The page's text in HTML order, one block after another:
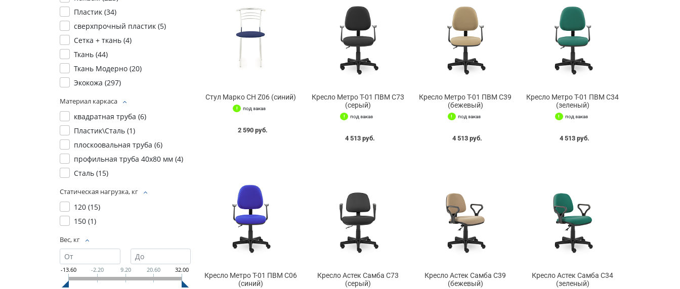
Пластик (34)
сверхпрочный пластик (5)
Сетка + ткань (4)
Ткань (44)
Ткань Модерно (20)
Экокожа (297)
Материал каркаса
квадратная труба (6)
Пластик\Сталь (1)
плоскоовальная труба (6)
профильная труба 40х80 мм (4)
Сталь (15)
Статическая нагрузка, кг
120 (15)
150 (1)
Вес, кг
-13.60 -2.20 9.20 20.60 32.00
Стул Марко СН Z06 (синий)
под заказ
2 590 руб.
Кресло Метро Т-01 ПВМ С73
(серый)
под заказ
4 513 руб.
Кресло Метро Т-01 ПВМ С39
(бежевый)
под заказ
4 513 руб.
Кресло Метро Т-01 ПВМ С34
(зеленый)
под заказ
4 513 руб.
Кресло Метро Т-01 ПВМ С06
(синий)
Кресло Астек Самба С73
(серый)
Кресло Астек Самба С39
(бежевый)
Кресло Астек Самба С34
(зеленый)